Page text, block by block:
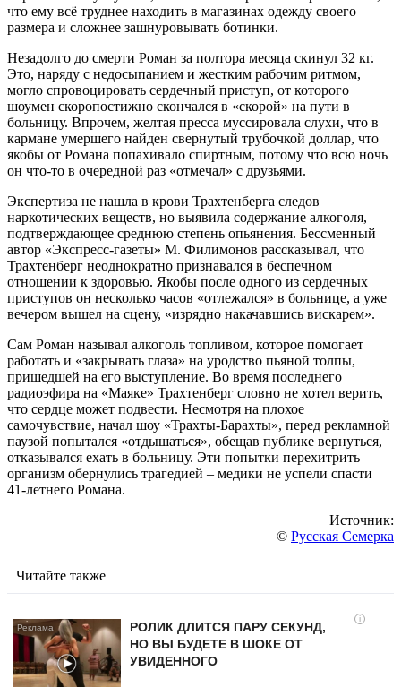
что ему всё труднее находить в магазинах одежду своего
размера и сложнее зашнуровывать ботинки.
Незадолго до смерти Роман за полтора месяца скинул 32 кг.
Это, наряду с недосыпанием и жестким рабочим ритмом,
могло спровоцировать сердечный приступ, от которого
шоумен скоропостижно скончался в «скорой» на пути в
больницу. Впрочем, желтая пресса муссировала слухи, что в
кармане умершего найден свернутый трубочкой доллар, что
якобы от Романа попахивало спиртным, потому что всю ночь
он что-то в очередной раз «отмечал» с друзьями.
Экспертиза не нашла в крови Трахтенберга следов
наркотических веществ, но выявила содержание алкоголя,
подтверждающее среднюю степень опьянения. Бессменный
автор «Экспресс-газеты» М. Филимонов рассказывал, что
Трахтенберг неоднократно признавался в беспечном
отношении к здоровью. Якобы после одного из сердечных
приступов он несколько часов «отлежался» в больнице, а уже
вечером вышел на сцену, «изрядно накачавшись вискарем».
Сам Роман называл алкоголь топливом, которое помогает
работать и «закрывать глаза» на уродство пьяной толпы,
пришедшей на его выступление. Во время последнего
радиоэфира на «Маяке» Трахтенберг словно не хотел верить,
что сердце может подвести. Несмотря на плохое
самочувствие, начал шоу «Трахты-Барахты», перед рекламной
паузой попытался «отдышаться», обещав публике вернуться,
отказывался ехать в больницу. Эти попытки перехитрить
организм обернулись трагедией – медики не успели спасти
41-летнего Романа.
Источник:
© Русская Семерка
Читайте также
i
РОЛИК ДЛИТСЯ ПАРУ СЕКУНД,
НО ВЫ БУДЕТЕ В ШОКЕ ОТ
УВИДЕННОГО